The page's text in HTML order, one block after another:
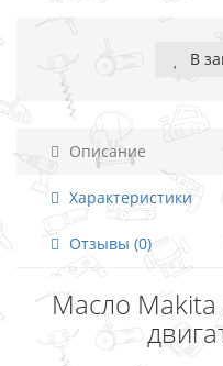
В
Описание
Характеристики
Отзывы (0)
Масло Makita